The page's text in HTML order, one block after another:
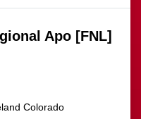
Apo [FNL]
Colorado